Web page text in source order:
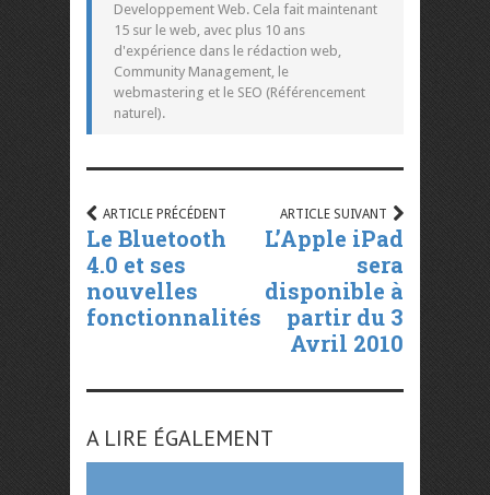
Developpement Web. Cela fait maintenant
15 sur le web, avec plus 10 ans
d'expérience dans le rédaction web,
Community Management, le
webmastering et le SEO (Référencement
naturel).
ARTICLE PRÉCÉDENT
Le Bluetooth
4.0 et ses
nouvelles
fonctionnalités
ARTICLE SUIVANT
L’Apple iPad
sera
disponible à
partir du 3
Avril 2010
A LIRE ÉGALEMENT